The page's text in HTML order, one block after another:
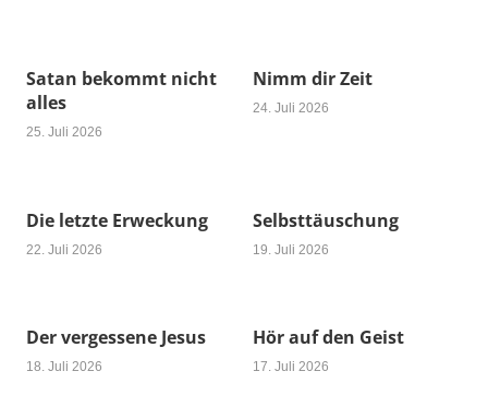
Satan bekommt nicht
alles
25. Juli 2026
Nimm dir Zeit
24. Juli 2026
Die letzte Erweckung
22. Juli 2026
Selbsttäuschung
19. Juli 2026
Der vergessene Jesus
18. Juli 2026
Hör auf den Geist
17. Juli 2026